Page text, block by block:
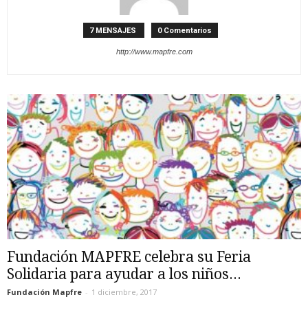
7 MENSAJES 0 Comentarios
http://www.mapfre.com
Fundación MAPFRE celebra su Feria
Solidaria para ayudar a los niños...
Fundación Mapfre - 1 diciembre, 2017